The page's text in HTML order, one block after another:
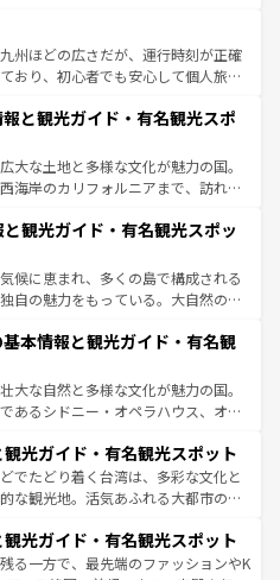
験してほしい。 なお、新着の
ツ一覧を参照してほしい。
がある。また、優雅なアフタヌーン
はたまらない英国パブ、サッカー観
そできる体験も豊富。イギリスを旅
しい。
州ほどの広さだが、運行時刻が正確
おり、初心者でも安心して個人旅行
町や、スイスならではのユニークな
ス観光だけでなく町歩きも満喫する
所得が高いため物価も高いが、旅行
のサービスもあり、うまく活用すれ
テンツ一覧を参照してほしい。
と観光ガイド・有名観光スポ
大な土地と多様な文化が魅力の国。
海岸のカリフォルニアまで、訪れる
観光、ショッピング、エンターテイ
激的なスポットだ。一方、アメリカ
り、グランドキャニオンやイエロー
った絶景が堪能できる。さらに、南
アメリカの各地域で異なる魅力を楽
性と豊かな歴史を感じることができ
ドトリップや列車の旅も、アメリカ
なお、新着のアメリカ
を参照してほしい。
観光ガイド・有名観光スポッ
候に恵まれ、多くの島で構成される
自の魅力をもっている。大自然の神
また、定番の観光地といえばオアフ
求めるならマウイ島やカウアイ島が
グリーンに輝く海をはじめ、豊かな
いる。「アロハスピリット」と呼ば
ルフードやハワイアンミュージッ
スなど、すべてがハワイの魅力を彩
に新しい発見と感動が待っているハ
照してほしい。
本情報と観光ガイド・有名観
大な自然と多様な文化が魅力の国。
あるシドニー・オペラハウス、オー
部にそびえるウルル（エアーズロッ
しい原生林やケアンズの熱帯雨林な
ん。また、カフェやワイン、オージ
も充実しており、サーフィンやダイ
ど、アウトドア好きにはたまらな
光ガイド・有名観光スポット
でたどり着く台湾は、多彩な文化と
な観光地。活気あふれる大都市の台
帯である台湾東部など、都市の喧騒
しており、訪れる人に新しい発見と
光ガイド・有名観光スポット
る一方で、最先端のファッションやK